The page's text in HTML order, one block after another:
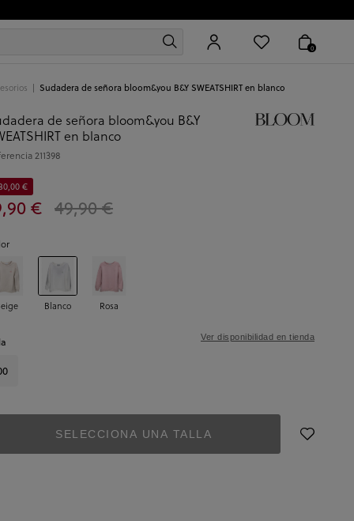
0
Sudadera de señora bloom&you B&Y SWEATSHIRT en blanco
de señora bloom&you B&Y
en blanco
211398
€ 49,90 €
€
Blanco Rosa
Ver disponibilidad en tienda
SELECCIONA UNA TALLA